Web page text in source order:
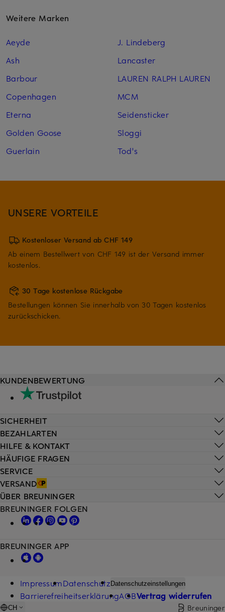
Weitere Marken
Aeyde
Ash
Barbour
Copenhagen
Eterna
Golden Goose
Guerlain
J. Lindeberg
Lancaster
LAUREN RALPH LAUREN
MCM
Seidensticker
Sloggi
Tod's
UNSERE VORTEILE
Kostenloser Versand ab CHF 149
Ab einem Bestellwert von CHF 149 ist der Versand immer
kostenlos.
30 Tage kostenlose Rückgabe
Bestellungen können Sie innerhalb von 30 Tagen kostenlos
zurückschicken.
HILFE & KONTAKT
HÄUFIGE FRAGEN
SERVICE
VERSAND
KUNDENBEWERTUNG
SICHERHEIT
BEZAHLARTEN
ÜBER BREUNINGER
BREUNINGER FOLGEN
BREUNINGER APP
ImpressumDatenschutz Datenschutzeinstellungen
BarrierefreiheitserklärungAGBVertrag widerrufen
CH Breuninger